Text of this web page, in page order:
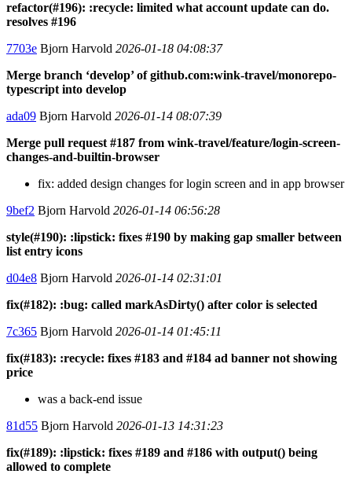
refactor(#196): :recycle: limited what account update can do.
resolves #196
7703e Bjorn Harvold 2026-01-18 04:08:37
Merge branch ‘develop’ of github.com:wink-travel/monorepo-
typescript into develop
ada09 Bjorn Harvold 2026-01-14 08:07:39
Merge pull request #187 from wink-travel/feature/login-screen-
changes-and-builtin-browser
fix: added design changes for login screen and in app browser
9bef2 Bjorn Harvold 2026-01-14 06:56:28
style(#190): :lipstick: fixes #190 by making gap smaller between
list entry icons
d04e8 Bjorn Harvold 2026-01-14 02:31:01
fix(#182): :bug: called markAsDirty() after color is selected
7c365 Bjorn Harvold 2026-01-14 01:45:11
fix(#183): :recycle: fixes #183 and #184 ad banner not showing
price
was a back-end issue
81d55 Bjorn Harvold 2026-01-13 14:31:23
fix(#189): :lipstick: fixes #189 and #186 with output() being
allowed to complete